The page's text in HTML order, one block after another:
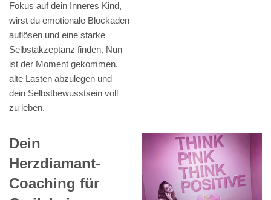
Fokus auf dein Inneres Kind,
wirst du emotionale Blockaden
auflösen und eine starke
Selbstakzeptanz finden. Nun
ist der Moment gekommen,
alte Lasten abzulegen und
dein Selbstbewusstsein voll
zu leben.
Dein
Herzdiamant-
Coaching für